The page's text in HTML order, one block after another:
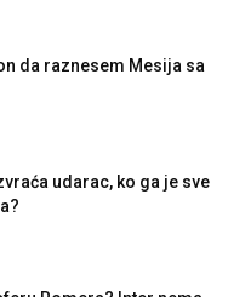
da raznesem Mesija sa
udarac, ko ga je sve